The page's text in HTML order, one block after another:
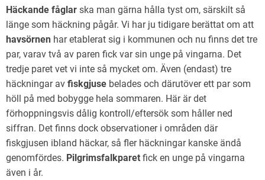
Häckande fåglar ska man gärna hålla tyst om, särskilt så
länge som häckning pågår. Vi har ju tidigare berättat om att
havsörnen har etablerat sig i kommunen och nu finns det tre
par, varav två av paren fick var sin unge på vingarna. Det
tredje paret vet vi inte så mycket om. Även (endast) tre
häckningar av fiskgjuse belades och därutöver ett par som
höll på med bobygge hela sommaren. Här är det
förhoppningsvis dålig kontroll/eftersök som håller ned
siffran. Det finns dock observationer i områden där
fiskgjusen ibland häckar, så fler häckningar kanske ändå
genomfördes. Pilgrimsfalkparet fick en unge på vingarna
även i år.